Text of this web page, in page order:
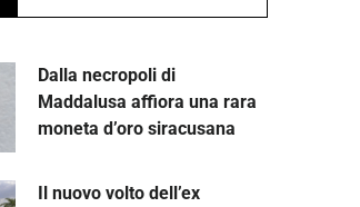
Dalla necropoli di
Maddalusa affiora una rara
moneta d’oro siracusana
Il nuovo volto dell’ex